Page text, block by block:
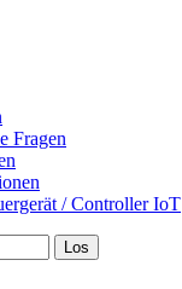
Fragen
/ Controller IoT